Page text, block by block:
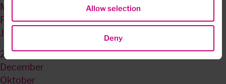
Allow selection
Deny
Marts
Februar
Januar
2022
December
Oktober